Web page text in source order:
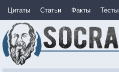
Цитаты Статьи Факты Тесты